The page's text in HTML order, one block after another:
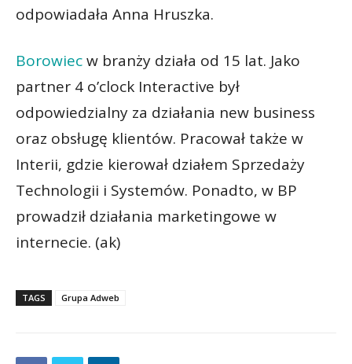
odpowiadała Anna Hruszka.
Borowiecw branży działa od 15 lat. Jako
partner 4 o’clock Interactive był
odpowiedzialny za działania new business
oraz obsługę klientów. Pracował także w
Interii, gdzie kierował działem Sprzedaży
Technologii i Systemów. Ponadto, w BP
prowadził działania marketingowe w
internecie. (ak)
TAGS Grupa Adweb